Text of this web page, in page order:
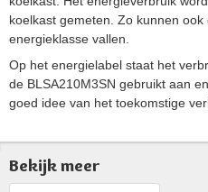
koelkast gemeten. Zo kunnen
energieklasse vallen.
Op het energielabel staat het
de BLSA210M3SN gebruikt aan
goed idee van het toekomstige
Bekijk meer